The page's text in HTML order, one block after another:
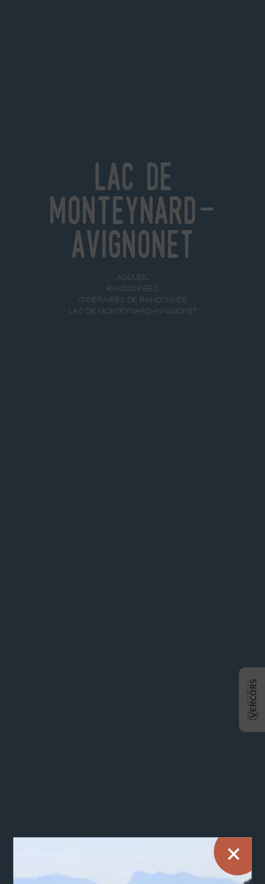
Lac de
Monteynard-
Avignonet
ACCUEIL
RANDONNÉES
ITINÉRAIRES DE RANDONNÉE
LAC DE MONTEYNARD-AVIGNONET